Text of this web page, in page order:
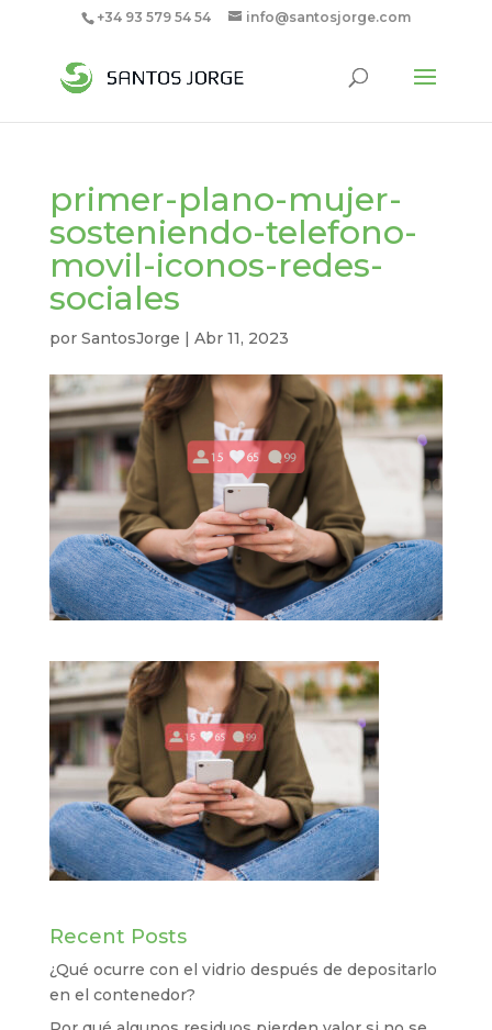
+34 93 579 54 54 info@santosjorge.com
primer-plano-mujer-
sosteniendo-telefono-
movil-iconos-redes-
sociales
por SantosJorge | Abr 11, 2023
Recent Posts
¿Qué ocurre con el vidrio después de depositarlo
en el contenedor?